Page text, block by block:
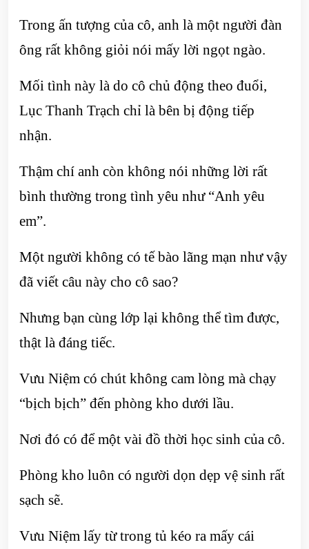
Trong ấn tượng của cô, anh là một người đàn
ông rất không giỏi nói mấy lời ngọt ngào.
Mối tình này là do cô chủ động theo đuổi,
Lục Thanh Trạch chỉ là bên bị động tiếp
nhận.
Thậm chí anh còn không nói những lời rất
bình thường trong tình yêu như “Anh yêu
em”.
Một người không có tế bào lãng mạn như vậy
đã viết câu này cho cô sao?
Nhưng bạn cùng lớp lại không thể tìm được,
thật là đáng tiếc.
Vưu Niệm có chút không cam lòng mà chạy
“bịch bịch” đến phòng kho dưới lầu.
Nơi đó có để một vài đồ thời học sinh của cô.
Phòng kho luôn có người dọn dẹp vệ sinh rất
sạch sẽ.
Vưu Niệm lấy từ trong tủ kéo ra mấy cái